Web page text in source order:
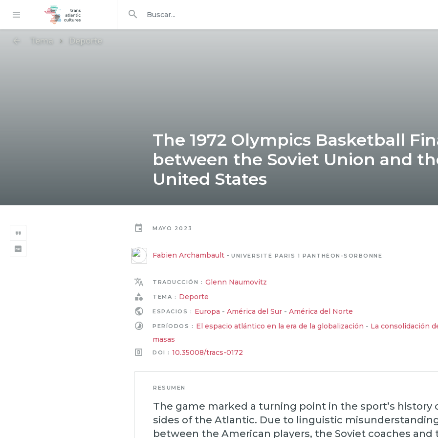
Tema Deporte
The 1972 Olympics Basketball
between the Soviet Union and
United States
MAYO 2023
Fabien Archambault - UNIVERSITÉ PARIS 1 PANTHÉON-SORBONNE
TRADUCCIÓN : Glenn Naumovitz
TEMA : Deporte
ESPACIOS : Europa - América del Sur- América del Norte
PERÍODOS : El espacio atlántico en la era de la globalización - La consolidación
masas
DOI : 10.35008/tracs-0172
RESUMEN
The game marked a turning point in the sport’s history
sides of the Atlantic. Due to linguistic
between the American players, the Soviet coaches and